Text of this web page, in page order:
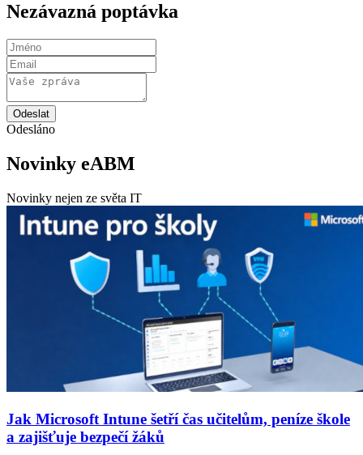
Nezávazná poptávka
Odeslat
Odesláno
Novinky eABM
Novinky nejen ze světa IT
Jak Microsoft Intune šetří čas učitelům, peníze škole
a zajišťuje bezpečí žáků